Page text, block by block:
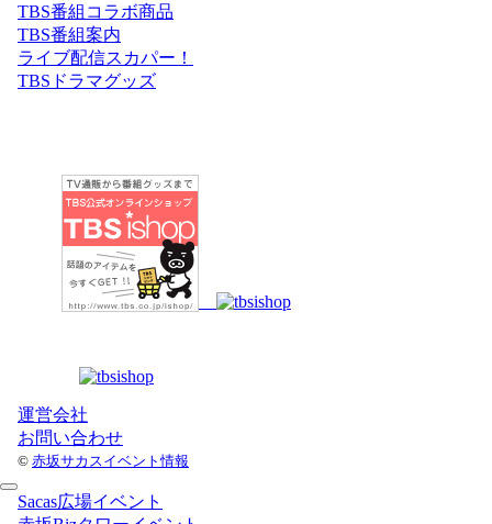
TBS番組コラボ商品
TBS番組案内
ライブ配信スカパー！
TBSドラマグッズ
運営会社
お問い合わせ
© 赤坂サカスイベント情報
Sacas広場イベント